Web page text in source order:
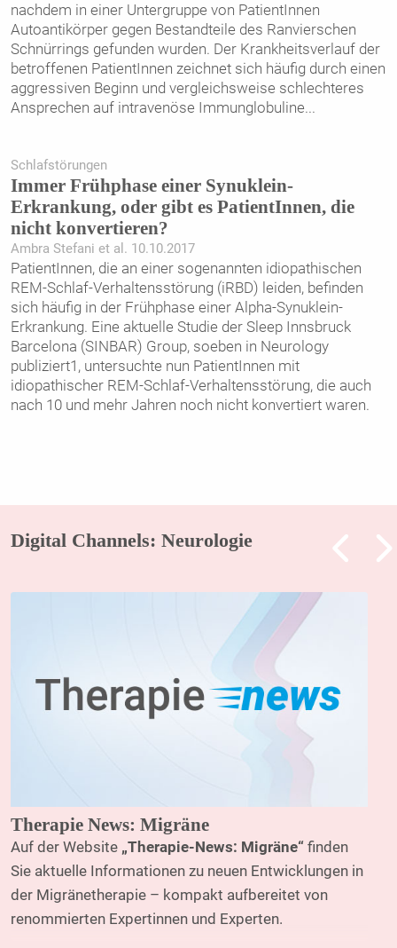
nachdem in einer Untergruppe von PatientInnen
Autoantikörper gegen Bestandteile des Ranvierschen
Schnürrings gefunden wurden. Der Krankheitsverlauf der
betroffenen PatientInnen zeichnet sich häufig durch einen
aggressiven Beginn und vergleichsweise schlechteres
Ansprechen auf intravenöse Immunglobuline...
Schlafstörungen
Immer Frühphase einer Synuklein-
Erkrankung, oder gibt es PatientInnen, die
nicht konvertieren?
Ambra Stefani et al. 10.10.2017
PatientInnen, die an einer sogenannten idiopathischen
REM-Schlaf-Verhaltensstörung (iRBD) leiden, befinden
sich häufig in der Frühphase einer Alpha-Synuklein-
Erkrankung. Eine aktuelle Studie der Sleep Innsbruck
Barcelona (SINBAR) Group, soeben in Neurology
publiziert1, untersuchte nun PatientInnen mit
idiopathischer REM-Schlaf-Verhaltensstörung, die auch
nach 10 und mehr Jahren noch nicht konvertiert waren.
Digital Channels: Neurologie
Therapie News: Migräne
Auf der Website „Therapie-News: Migräne“finden
Sie aktuelle Informationen zu neuen Entwicklungen in
der Migränetherapie – kompakt aufbereitet von
renommierten Expertinnen und Experten.